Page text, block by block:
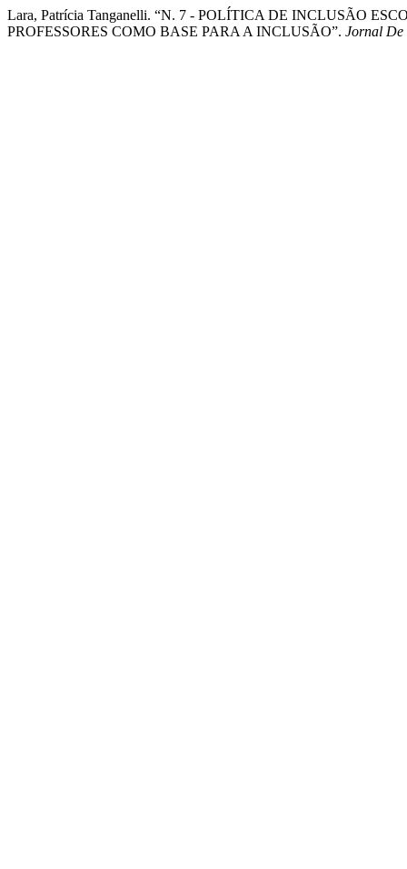
Lara, Patrícia Tanganelli. “N. 7 - POLÍTICA DE INCLUSÃO
PROFESSORES COMO BASE PARA A INCLUSÃO”. Jornal De